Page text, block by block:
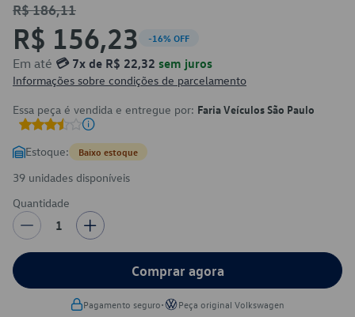
R$ 186,11
R$ 156,23 -16% OFF
Em até 💳 7x de R$ 22,32 sem juros
Informações sobre condições de parcelamento
Essa peça é vendida e entregue por: Faria Veículos São Paulo
Estoque: Baixo estoque
39 unidades disponíveis
Quantidade
1
Comprar agora
Pagamento seguro• Peça original Volkswagen